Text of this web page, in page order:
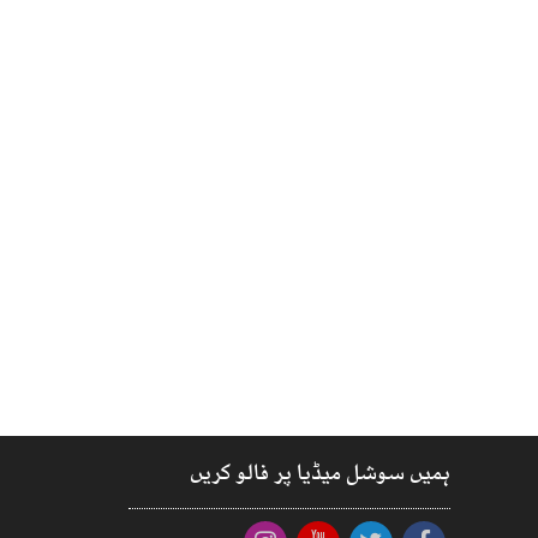
ہمیں سوشل میڈیا پر فالو کریں